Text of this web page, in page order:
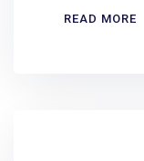
READ MORE